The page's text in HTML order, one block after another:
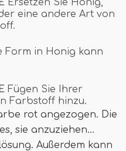
Ersetzen Sie Honig,
eine andere Art von
Form in Honig kann
Fügen Sie Ihrer
Farbstoff hinzu.
rot angezogen. Die
sie anzuziehen…
Außerdem kann